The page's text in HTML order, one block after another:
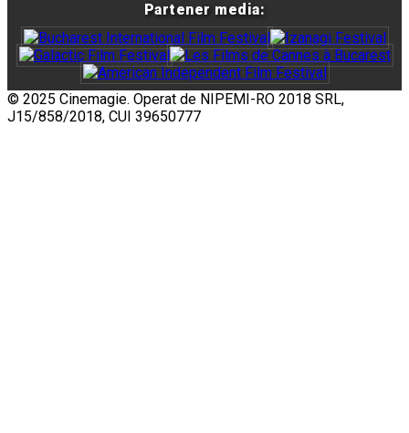
Partener media:
© 2025 Cinemagie. Operat de NIPEMI-RO 2018 SRL,
J15/858/2018, CUI 39650777